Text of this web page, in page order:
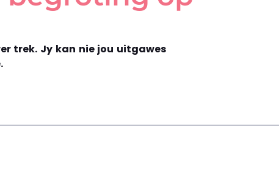
trek. Jy kan nie jou uitgawes